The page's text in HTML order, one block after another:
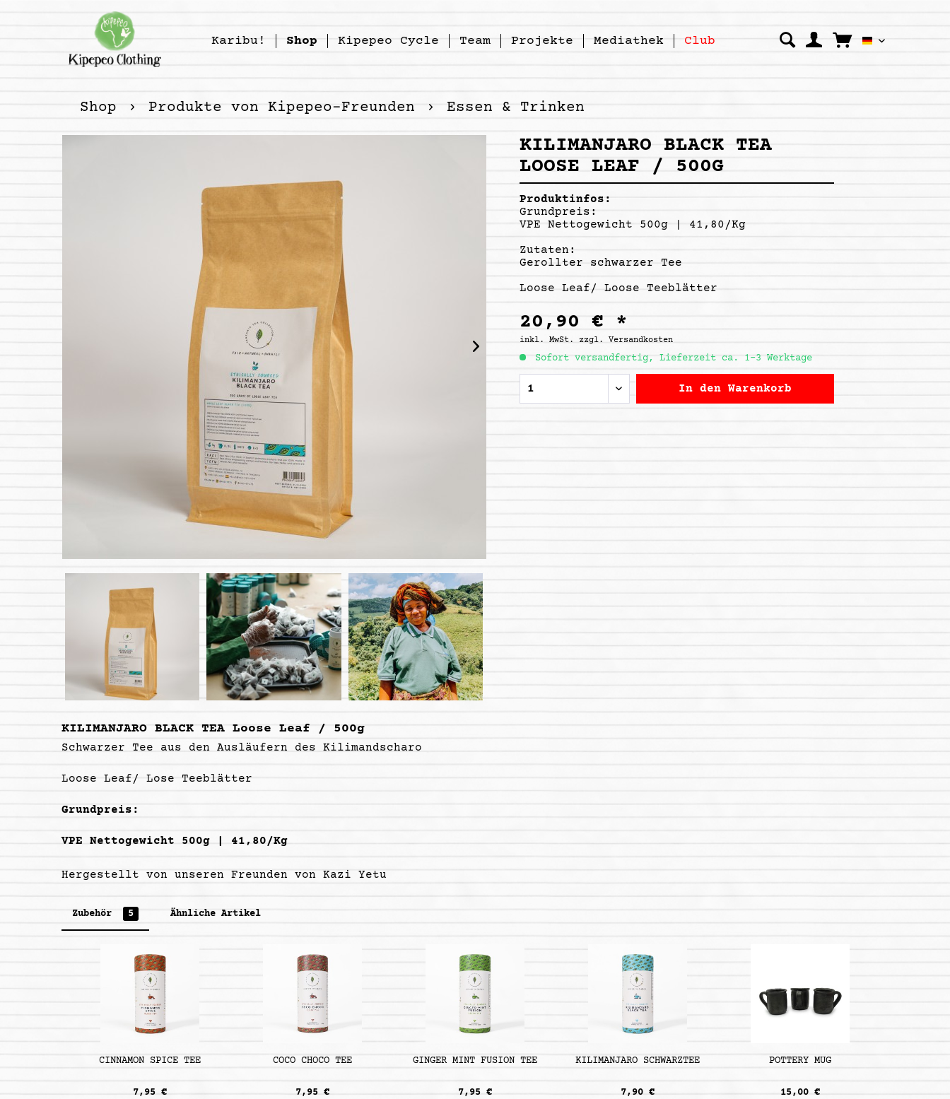
Karibu! Shop Kipepeo Cycle Team Projekte Mediathek Club Kipepeo
Shop Produkte von Kipepeo-Freunden Essen & Trinken
KILIMANJARO BLACK TEA
LOOSE LEAF / 500G
Produktinfos:
Grundpreis:
VPE Nettogewicht 500g | 41,80/Kg
Zutaten:
Gerollter schwarzer Tee
Loose Leaf/ Loose Teeblätter
20,90 € *
inkl. MwSt. zzgl. Versandkosten
Sofort versandfertig, Lieferzeit ca. 1-3 Werktage
In den Warenkorb
KILIMANJARO BLACK TEA Loose Leaf / 500g
Schwarzer Tee aus den Ausläufern des Kilimandscharo
Loose Leaf/ Lose Teeblätter
Grundpreis:
VPE Nettogewicht 500g | 41,80/Kg
Hergestellt von unseren Freunden von Kazi Yetu
Zubehör 5 Ähnliche Artikel
CINNAMON SPICE TEE
7,95 €
COCO CHOCO TEE
7,95 €
GINGER MINT FUSION TEE
7,95 €
KILIMANJARO SCHWARZTEE
7,90 €
POTTERY MUG
15,00 €